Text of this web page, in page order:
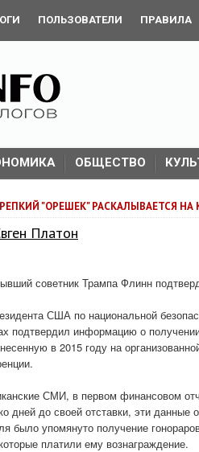
ПОЛЬЗОВАТЕЛИ ПРАВИЛА
ОБЩЕСТВО
"ОРЕШЕК" РАСКАЛЫВАЕТСЯ НА
Платон
советник Трампа Флинн
США по национальной
подтвердил информацию о
в 2015 году на
СМИ, в первом финансовом
дней до своей отставки, эти данные
было упомянуто получение
платили ему вознаграждение.